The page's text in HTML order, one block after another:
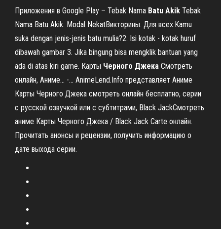
Приложения в Google Play – Tebak Nama Batu Akik Tebak
Nama Batu Akik. Modal NekatВикторины. Для всех.Kamu
suka dengan jenis-jenis batu mulia?2. Isi kotak - kotak huruf
dibawah gambar 3. Jika bingung bisa mengklik bantuan yang
ada di atas kiri game. Карты Черного Джека Смотреть
онлайн, Аниме... -… AnimeLend.Info представляет Аниме
Карты Черного Джека смотреть онлайн бесплатно, серии
с русской озвучкой или с субтитрами, Black JackСмотреть
аниме Карты Черного Джека / Black Jack Carte онлайн.
Прочитать анонсы и рецензии, получить информацию о
дате выхода серии.